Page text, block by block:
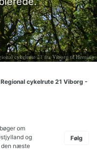
cykelrute 21 fra Viborg til Herning
cykelrute 21 Viborg -
om
og
den næste
Følg